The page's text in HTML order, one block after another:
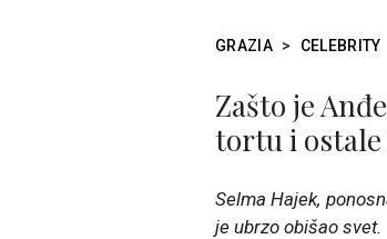
GRAZIA > CELEBRITY
Zašto je
tortu i
Selma Hajek,
je ubrzo obišao svet.